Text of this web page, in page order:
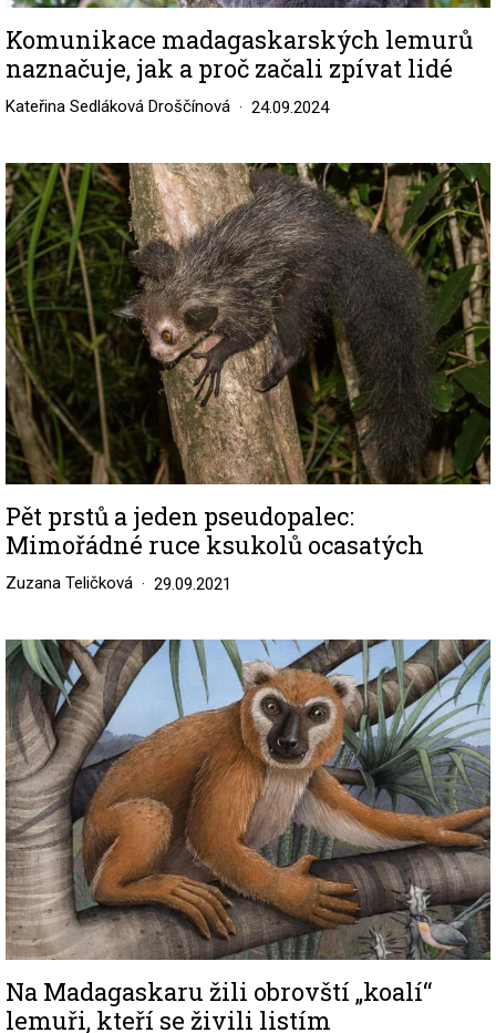
Komunikace madagaskarských lemurů
naznačuje, jak a proč začali zpívat lidé
Kateřina Sedláková Droščínová 24.09.2024
Image
Pět prstů a jeden pseudopalec:
Mimořádné ruce ksukolů ocasatých
Zuzana Teličková 29.09.2021
Image
Na Madagaskaru žili obrovští „koalí“
lemuři, kteří se živili listím